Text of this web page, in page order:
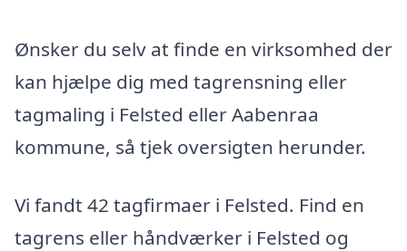
Ønsker du selv at finde en virksomhed der
kan hjælpe dig med tagrensning eller
tagmaling i Felsted eller Aabenraa
kommune, så tjek oversigten herunder.
Vi fandt 42 tagfirmaer i Felsted. Find en
tagrens eller håndværker i Felsted og